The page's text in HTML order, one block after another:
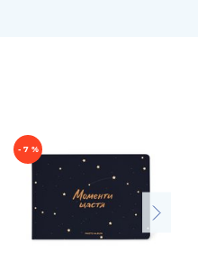
- 7 %